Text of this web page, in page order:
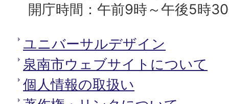
開庁時間：午前9時～午後5時
ユニバーサルデザイン
泉南市ウェブサイトについて
個人情報の取扱い